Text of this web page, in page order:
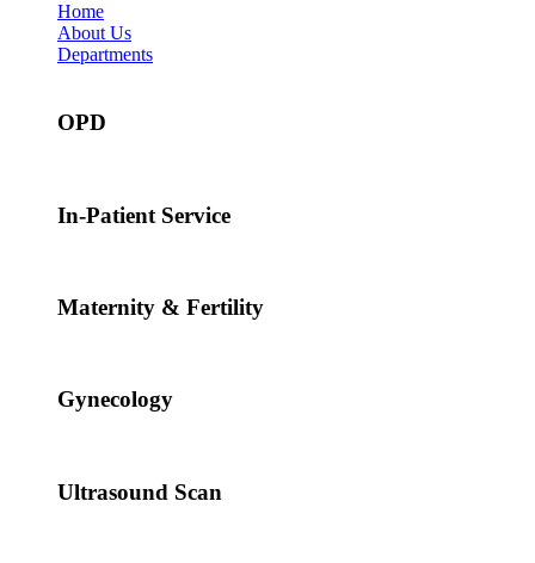
Home
About Us
Departments
OPD
In-Patient Service
Maternity & Fertility
Gynecology
Ultrasound Scan